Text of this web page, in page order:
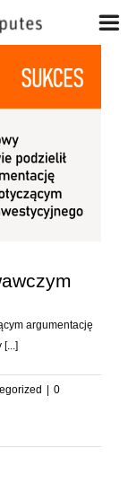
argumentację
[...]
| 0